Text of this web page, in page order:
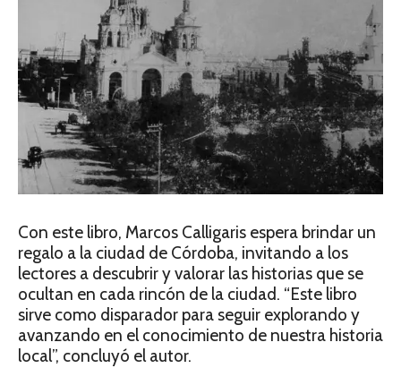
Con este libro, Marcos Calligaris espera brindar un
regalo a la ciudad de Córdoba, invitando a los
lectores a descubrir y valorar las historias que se
ocultan en cada rincón de la ciudad. “Este libro
sirve como disparador para seguir explorando y
avanzando en el conocimiento de nuestra historia
local”, concluyó el autor.